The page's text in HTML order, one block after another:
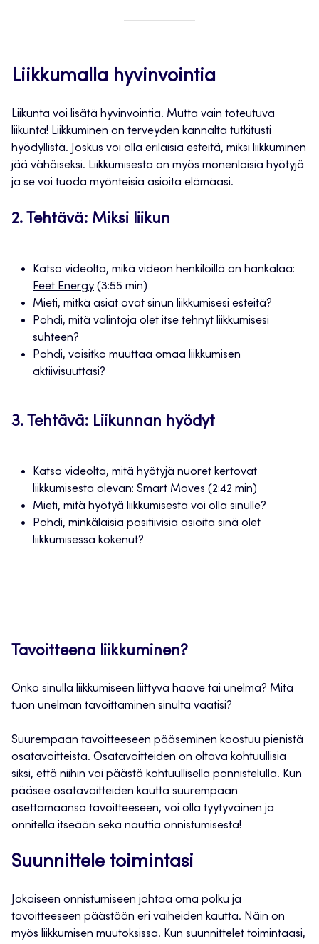
Liikkumalla hyvinvointia
Liikunta voi lisätä hyvinvointia. Mutta vain toteutuva
liikunta! Liikkuminen on terveyden kannalta tutkitusti
hyödyllistä. Joskus voi olla erilaisia esteitä, miksi liikkuminen
jää vähäiseksi. Liikkumisesta on myös monenlaisia hyötyjä
ja se voi tuoda myönteisiä asioita elämääsi.
2. Tehtävä: Miksi liikun
Katso videolta, mikä videon henkilöillä on hankalaa:
Feet Energy (3:55 min)
Mieti, mitkä asiat ovat sinun liikkumisesi esteitä?
Pohdi, mitä valintoja olet itse tehnyt liikkumisesi
suhteen?
Pohdi, voisitko muuttaa omaa liikkumisen
aktiivisuuttasi?
3. Tehtävä: Liikunnan hyödyt
Katso videolta, mitä hyötyjä nuoret kertovat
liikkumisesta olevan: Smart Moves (2:42 min)
Mieti, mitä hyötyä liikkumisesta voi olla sinulle?
Pohdi, minkälaisia positiivisia asioita sinä olet
liikkumisessa kokenut?
Tavoitteena liikkuminen?
Onko sinulla liikkumiseen liittyvä haave tai unelma? Mitä
tuon unelman tavoittaminen sinulta vaatisi?
Suurempaan tavoitteeseen pääseminen koostuu pienistä
osatavoitteista. Osatavoitteiden on oltava kohtuullisia
siksi, että niihin voi päästä kohtuullisella ponnistelulla. Kun
pääsee osatavoitteiden kautta suurempaan
asettamaansa tavoitteeseen, voi olla tyytyväinen ja
onnitella itseään sekä nauttia onnistumisesta!
Suunnittele toimintasi
Jokaiseen onnistumiseen johtaa oma polku ja
tavoitteeseen päästään eri vaiheiden kautta. Näin on
myös liikkumisen muutoksissa. Kun suunnittelet toimintaasi,